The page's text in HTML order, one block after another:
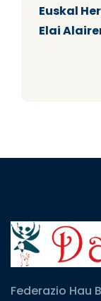
Euskal
Elai
Federazio Hau